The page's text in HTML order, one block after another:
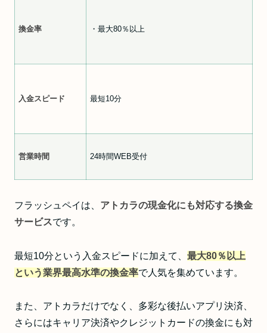
換金率 ・最大80％以上
入金スピード 最短10分
営業時間 24時間WEB受付
フラッシュペイは、 アトカラの現金化にも対応する換金
サービスです。
最短10分という入金スピードに加えて、 最大80％以上
という業界最高水準の換金率で人気を集めています。
また、アトカラだけでなく、多彩な後払いアプリ決済、
さらにはキャリア決済やクレジットカードの換金にも対